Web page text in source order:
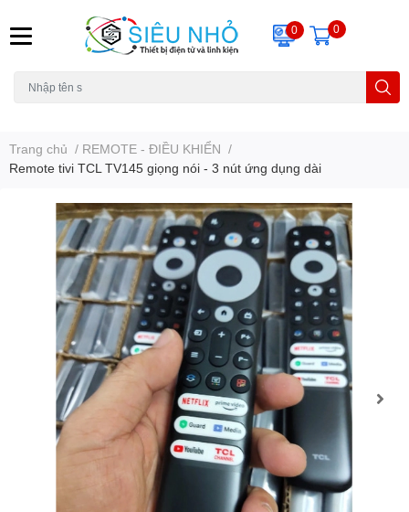
0 0
Trang chủ / REMOTE - ĐIỀU KHIỂN /
Remote tivi TCL TV145 giọng nói - 3 nút ứng dụng dài